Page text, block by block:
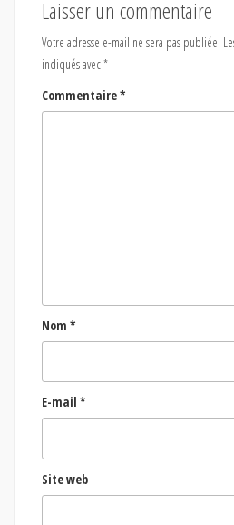
Laisser un commentaire
Votre adresse e-mail ne sera pas publiée.
indiqués avec*
Commentaire*
Nom *
E-mail *
Site web